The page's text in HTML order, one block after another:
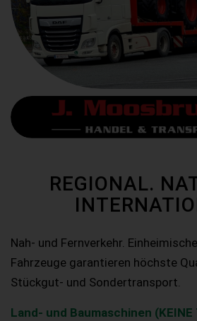
REGIONAL.
Nah- und Fernverkehr.
Fahrzeuge garantieren höchste
Stückgut- und Sondertransport.
Land- und Baumaschinen